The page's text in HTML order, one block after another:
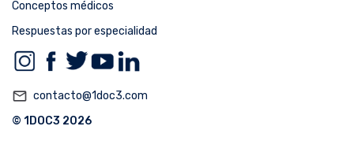
Conceptos médicos
Respuestas por especialidad
mail_outline contacto@1doc3.com
© 1DOC3 2026